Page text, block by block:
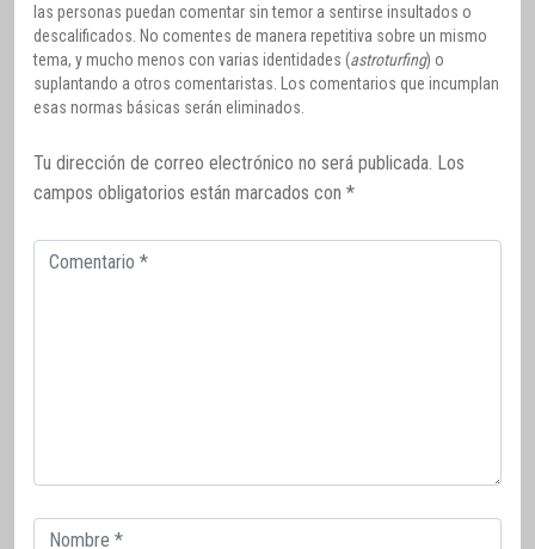
las personas puedan comentar sin temor a sentirse insultados o
descalificados. No comentes de manera repetitiva sobre un mismo
tema, y mucho menos con varias identidades (astroturfing) o
suplantando a otros comentaristas. Los comentarios que incumplan
esas normas básicas serán eliminados.
Tu dirección de correo electrónico no será publicada. Los
campos obligatorios están marcados con *
Comentario
Correo